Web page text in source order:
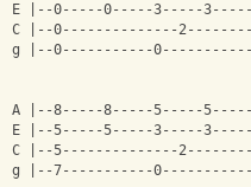
E |--0-----0-----3-----
C |--0--------------
g |--0-----------
A |--8-----8-----5-----
E |--5-----5-----3-----
C |--5--------------
g |--7-----------